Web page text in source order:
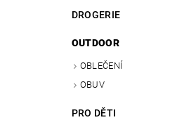
DROGERIE
OUTDOOR
OBLEČENÍ
OBUV
PRO DĚTI